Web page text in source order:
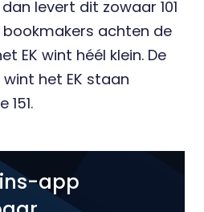
levert dit zowaar 101
bookmakers achten de
EK wint héél klein. De
het EK staan
app